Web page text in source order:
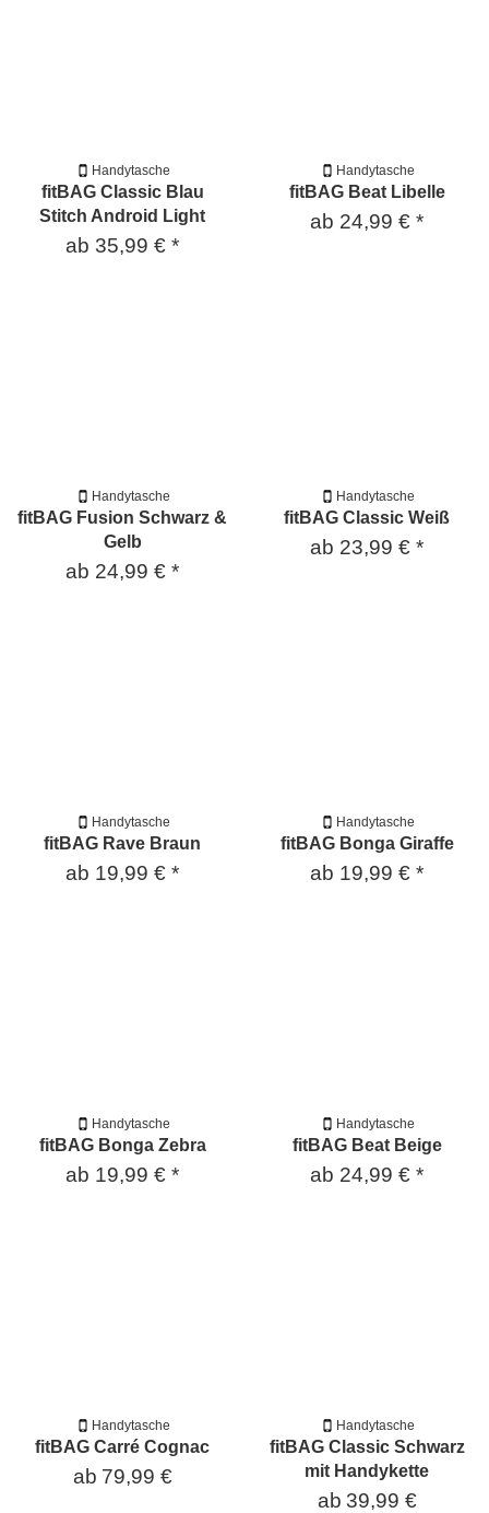
Handytasche
fitBAG Classic Blau
Stitch Android Light
ab 35,99 € *
Handytasche
fitBAG Beat Libelle
ab 24,99 € *
Handytasche
fitBAG Fusion Schwarz &
Gelb
ab 24,99 € *
Handytasche
fitBAG Classic Weiß
ab 23,99 € *
Handytasche
fitBAG Rave Braun
ab 19,99 € *
Handytasche
fitBAG Bonga Giraffe
ab 19,99 € *
Handytasche
fitBAG Bonga Zebra
ab 19,99 € *
Handytasche
fitBAG Beat Beige
ab 24,99 € *
Handytasche
fitBAG Carré Cognac
ab 79,99 €
Handytasche
fitBAG Classic Schwarz
mit Handykette
ab 39,99 €